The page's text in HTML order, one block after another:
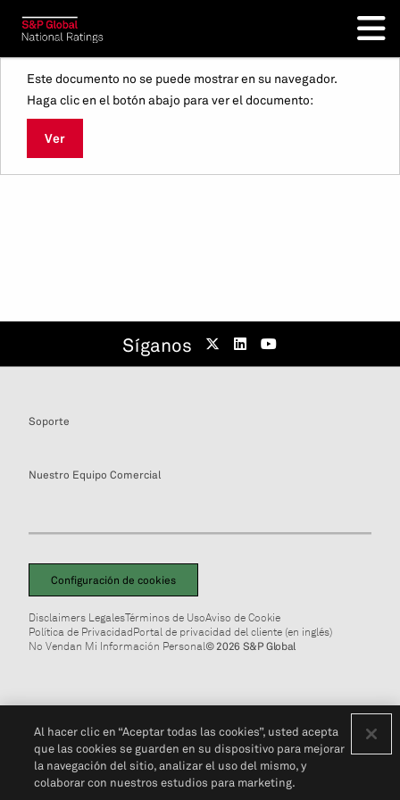
Este documento no se puede mostrar en su navegador.
Haga clic en el botón abajo para ver el documento:
Ver
Síganos
Soporte
Nuestro Equipo Comercial
Configuración de cookies
Disclaimers LegalesTérminos de UsoAviso de Cookie
Política de PrivacidadPortal de privacidad del cliente (en inglés)
No Vendan Mi Información Personal© 2026 S&P Global
Al hacer clic en “Aceptar todas las cookies”, usted acepta
que las cookies se guarden en su dispositivo para mejorar
la navegación del sitio, analizar el uso del mismo, y
colaborar con nuestros estudios para marketing.